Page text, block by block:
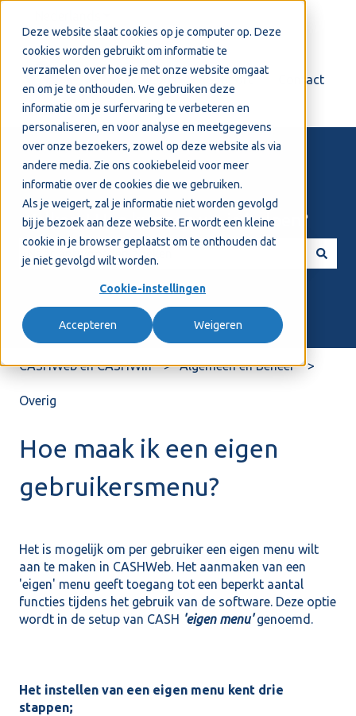
Deze website slaat cookies op je computer op. Deze
cookies worden gebruikt om informatie te
verzamelen over hoe je met onze website omgaat
en om je te onthouden. We gebruiken deze
informatie om je surfervaring te verbeteren en
personaliseren, en voor analyse en meetgegevens
over onze bezoekers, zowel op deze website als via
andere media. Zie ons cookiebeleid voor meer
informatie over de cookies die we gebruiken.
Als je weigert, zal je informatie niet worden gevolgd
bij je bezoek aan deze website. Er wordt een kleine
cookie in je browser geplaatst om te onthouden dat
je niet gevolgd wilt worden.
Cookie-instellingen
Accepteren Weigeren
Support Contact
Welkom! Hoe kunnen we je helpen?
CASHWeb en CASHWin Algemeen en Beheer
Overig
Hoe maak ik een eigen
gebruikersmenu?
Het is mogelijk om per gebruiker een eigen menu wilt
aan te maken in CASHWeb. Het aanmaken van een
'eigen' menu geeft toegang tot een beperkt aantal
functies tijdens het gebruik van de software. Deze optie
wordt in de setup van CASH 'eigen menu'genoemd.
Het instellen van een eigen menu kent drie
stappen;